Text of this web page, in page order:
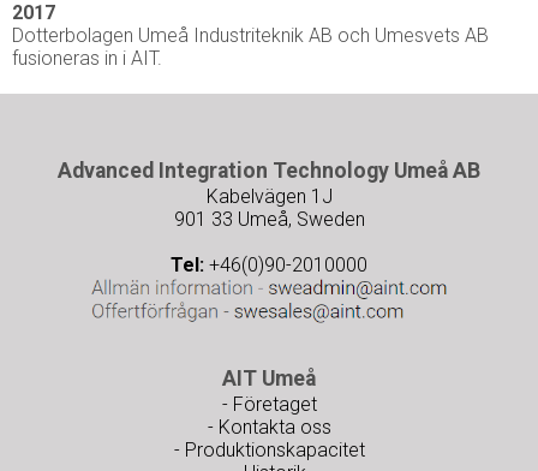
2017
Dotterbolagen Umeå Industriteknik AB och Umesvets AB
fusioneras in i AIT.
Advanced Integration Technology Umeå AB
Kabelvägen 1J
901 33 Umeå, Sweden
Tel: +46(0)90-2010000
AIT Umeå
- Företaget
- Kontakta oss
- Produktionskapacitet